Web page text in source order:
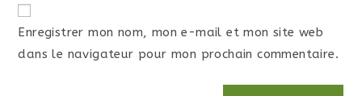
Enregistrer mon nom, mon e-mail et mon site web
dans le navigateur pour mon prochain commentaire.